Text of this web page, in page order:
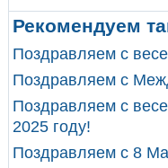
Рекомендуем
Поздравляем с
Поздравляем с
Поздравляем с
2025 году!
Поздравляем с 8